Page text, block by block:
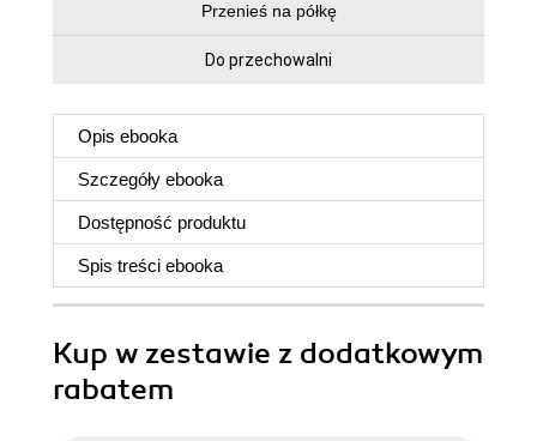
Przenieś na półkę
Do przechowalni
Opis ebooka
Szczegóły ebooka
Dostępność produktu
Spis treści ebooka
Kup w zestawie z dodatkowym
rabatem